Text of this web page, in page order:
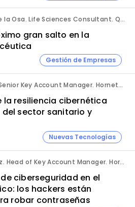
Héctor Fuentes de la Osa. Life Sciences Consultant. QbD Group.
gran salto en la
Gestión de Empresas
Eduardo Encinas. Senior Key Account Manager. Hornetsecurity en Iberia.
la resiliencia cibernética
sector sanitario y
Nuevas Tecnologías
Fernando Martínez. Head of Key Account Manager. Hornetsecurity.
ciberseguridad en el
los hackers están
robar contraseñas